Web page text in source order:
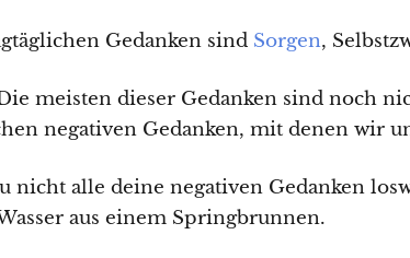
Gedanken sind Sorgen,
meisten dieser Gedanken sind noch
negativen Gedanken, mit denen wir
nicht alle deine negativen Gedanken
aus einem Springbrunnen.